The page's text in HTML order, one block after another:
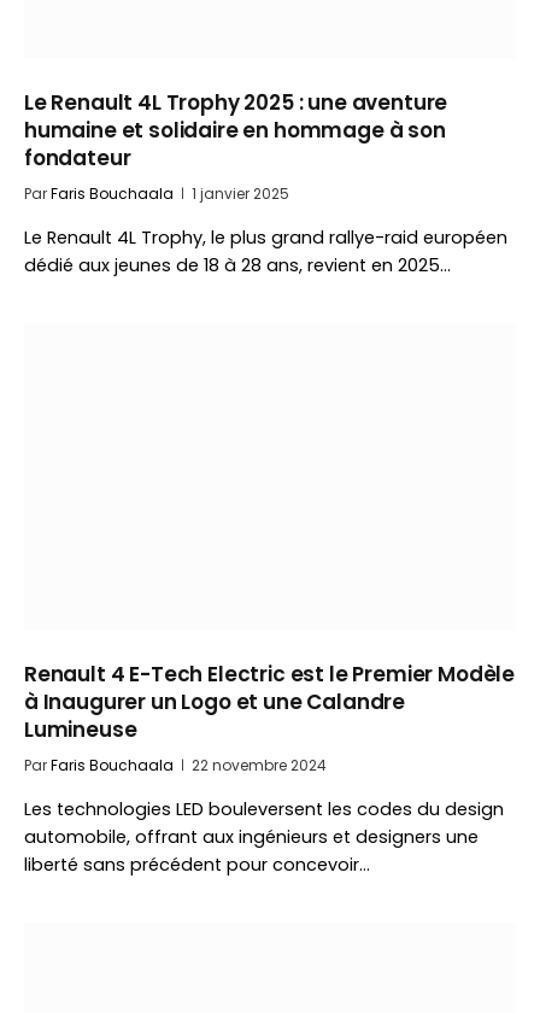
Le Renault 4L Trophy 2025 : une aventure
humaine et solidaire en hommage à son
fondateur
ParFaris Bouchaala 1 janvier 2025
Le Renault 4L Trophy, le plus grand rallye-raid européen
dédié aux jeunes de 18 à 28 ans, revient en 2025…
Renault 4 E-Tech Electric est le Premier Modèle
à Inaugurer un Logo et une Calandre
Lumineuse
ParFaris Bouchaala 22 novembre 2024
Les technologies LED bouleversent les codes du design
automobile, offrant aux ingénieurs et designers une
liberté sans précédent pour concevoir…